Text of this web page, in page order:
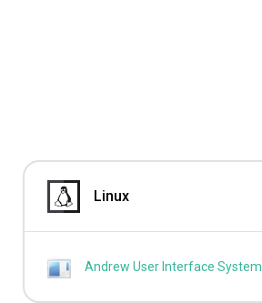
Linux
Andrew User Interface System